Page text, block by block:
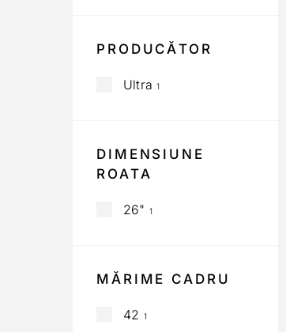
PRODUCĂTOR
Ultra 1
DIMENSIUNE
ROATA
26" 1
MĂRIME CADRU
42 1